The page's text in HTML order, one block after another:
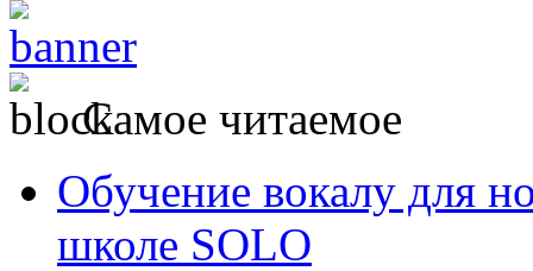
Самое читаемое
Обучение вокалу для
школе SOLO